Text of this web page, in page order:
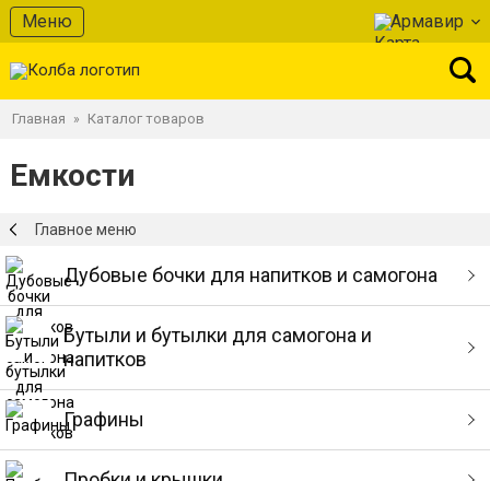
Меню Армавир
Главная » Каталог товаров
Емкости
Главное меню
Дубовые бочки для напитков и самогона
Бутыли и бутылки для самогона и
напитков
Графины